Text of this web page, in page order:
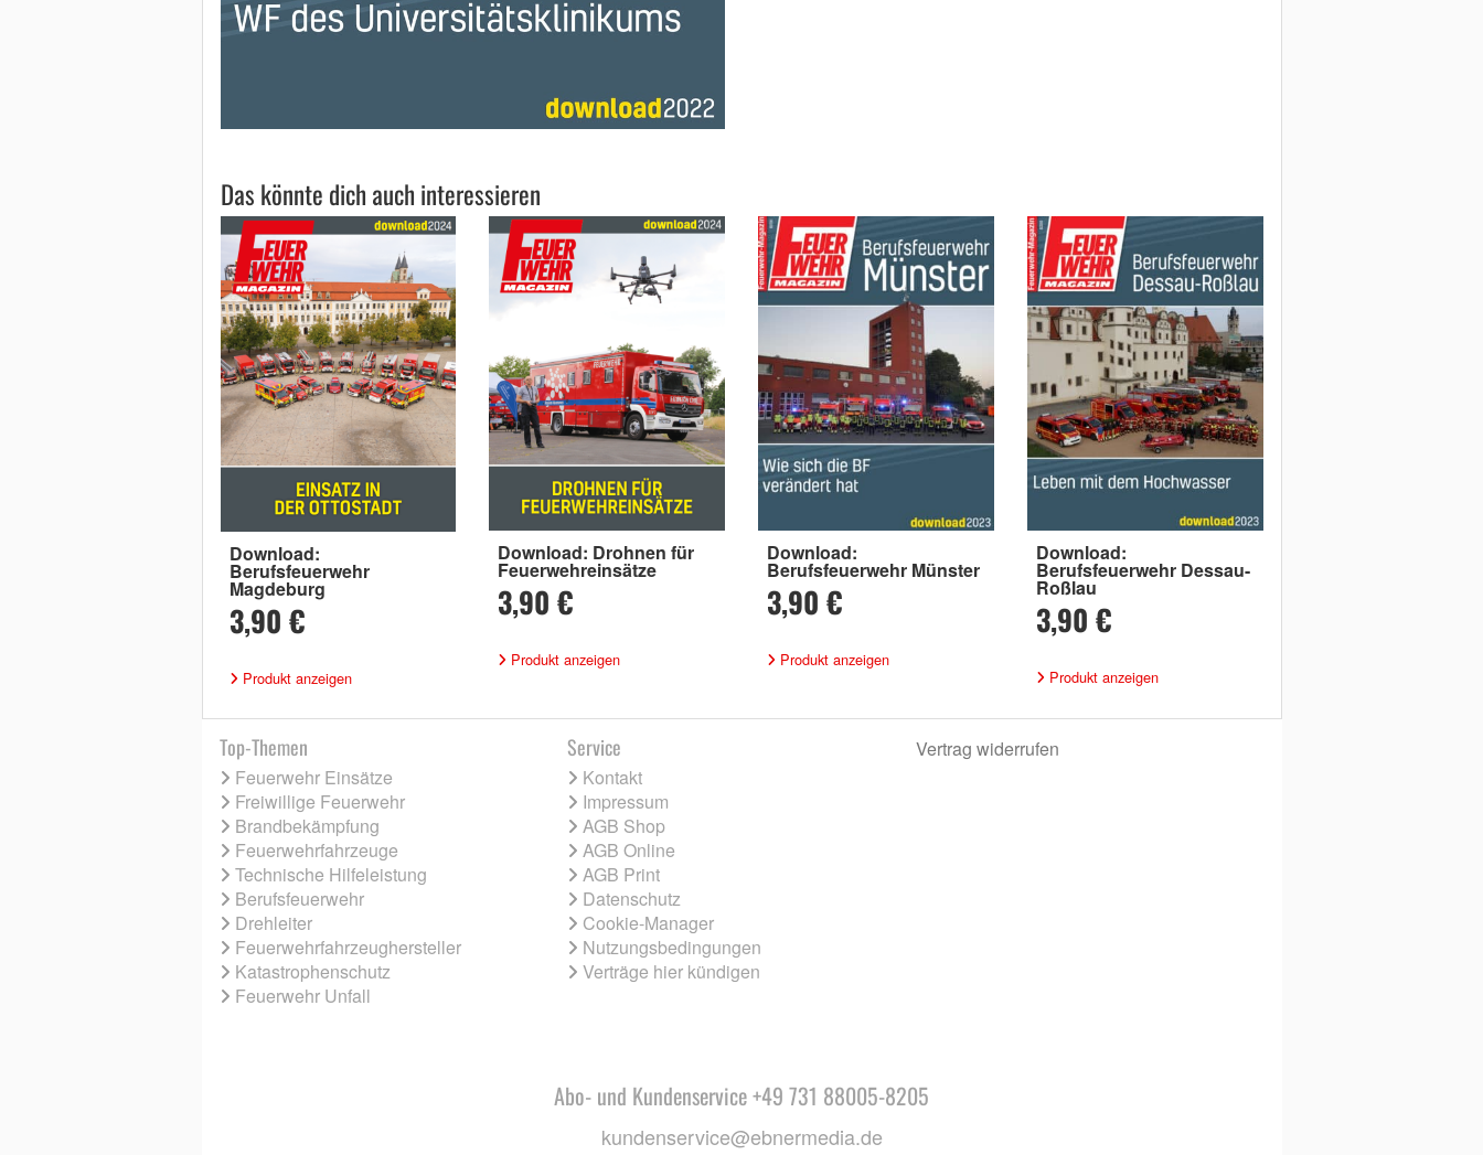
Das könnte dich auch interessieren
Download:
Berufsfeuerwehr
Magdeburg
3,90 €
Produkt anzeigen
Download: Drohnen für
Feuerwehreinsätze
3,90 €
Produkt anzeigen
Download:
Berufsfeuerwehr Münster
3,90 €
Produkt anzeigen
Download:
Berufsfeuerwehr Dessau-
Roßlau
3,90 €
Produkt anzeigen
Top-Themen
Feuerwehr Einsätze
Freiwillige Feuerwehr
Brandbekämpfung
Feuerwehrfahrzeuge
Technische Hilfeleistung
Berufsfeuerwehr
Drehleiter
Feuerwehrfahrzeughersteller
Katastrophenschutz
Feuerwehr Unfall
Service
Kontakt
Impressum
AGB Shop
AGB Online
AGB Print
Datenschutz
Cookie-Manager
Nutzungsbedingungen
Verträge hier kündigen
Vertrag widerrufen
Abo- und Kundenservice +49 731 88005-8205
kundenservice@ebnermedia.de